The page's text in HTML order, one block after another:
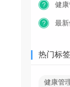
健
最新
热门标签
健康管